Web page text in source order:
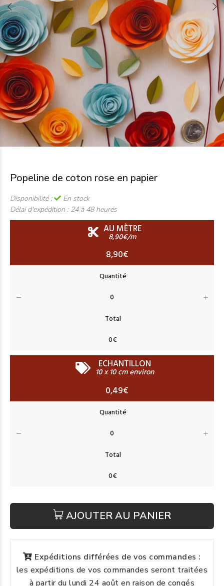
Popeline de coton rose en papier
Disponibilité :
En stock
Délai d'expédition : 24 à 48 heures
AU MÈTRE
8,90€/m
8,90€
ECHANTILLON
10 x 10 cm environ
0,49€
AJOUTER AU PANIER
Expéditions différées de vos commandes :
les expéditions de vos commandes seront traitées
à partir du lundi 24 août en raison de congés